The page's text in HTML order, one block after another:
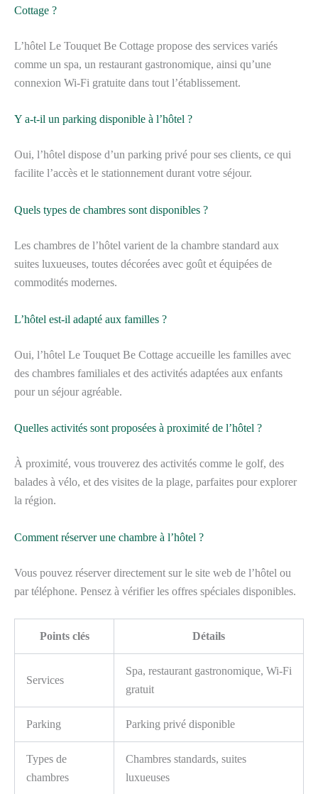
Cottage ?
L’hôtel Le Touquet Be Cottage propose des services variés
comme un spa, un restaurant gastronomique, ainsi qu’une
connexion Wi-Fi gratuite dans tout l’établissement.
Y a-t-il un parking disponible à l’hôtel ?
Oui, l’hôtel dispose d’un parking privé pour ses clients, ce qui
facilite l’accès et le stationnement durant votre séjour.
Quels types de chambres sont disponibles ?
Les chambres de l’hôtel varient de la chambre standard aux
suites luxueuses, toutes décorées avec goût et équipées de
commodités modernes.
L’hôtel est-il adapté aux familles ?
Oui, l’hôtel Le Touquet Be Cottage accueille les familles avec
des chambres familiales et des activités adaptées aux enfants
pour un séjour agréable.
Quelles activités sont proposées à proximité de l’hôtel ?
À proximité, vous trouverez des activités comme le golf, des
balades à vélo, et des visites de la plage, parfaites pour explorer
la région.
Comment réserver une chambre à l’hôtel ?
Vous pouvez réserver directement sur le site web de l’hôtel ou
par téléphone. Pensez à vérifier les offres spéciales disponibles.
Points clés Détails
Services
Spa, restaurant gastronomique, Wi-Fi
gratuit
Parking Parking privé disponible
Types de
chambres
Chambres standards, suites
luxueuses